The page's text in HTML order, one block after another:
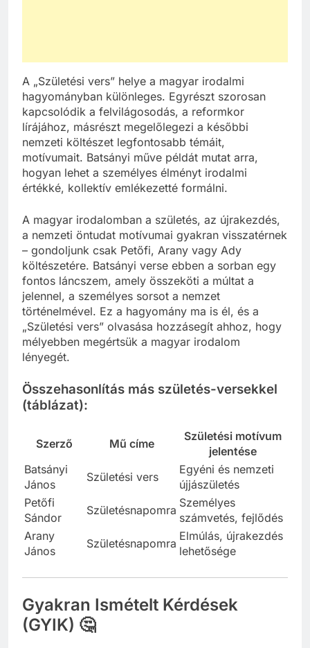
A „Születési vers” helye a magyar irodalmi
hagyományban különleges. Egyrészt szorosan
kapcsolódik a felvilágosodás, a reformkor
lírájához, másrészt megelőlegezi a későbbi
nemzeti költészet legfontosabb témáit,
motívumait. Batsányi műve példát mutat arra,
hogyan lehet a személyes élményt irodalmi
értékké, kollektív emlékezetté formálni.
A magyar irodalomban a születés, az újrakezdés,
a nemzeti öntudat motívumai gyakran visszatérnek
– gondoljunk csak Petőfi, Arany vagy Ady
költészetére. Batsányi verse ebben a sorban egy
fontos láncszem, amely összeköti a múltat a
jelennel, a személyes sorsot a nemzet
történelmével. Ez a hagyomány ma is él, és a
„Születési vers” olvasása hozzásegít ahhoz, hogy
mélyebben megértsük a magyar irodalom
lényegét.
Összehasonlítás más születés-versekkel
(táblázat):
Szerző Mű címe
Születési motívum
jelentése
Batsányi
János
Születési vers
Egyéni és nemzeti
újjászületés
Petőfi
Sándor
Születésnapomra
Személyes
számvetés, fejlődés
Arany
János
Születésnapomra
Elmúlás, újrakezdés
lehetősége
Gyakran Ismételt Kérdések
(GYIK) 🤔